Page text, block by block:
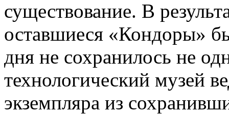
существование. В
оставшиеся «Кондоры»
дня не сохранилось не
технологический музей
экземпляра из